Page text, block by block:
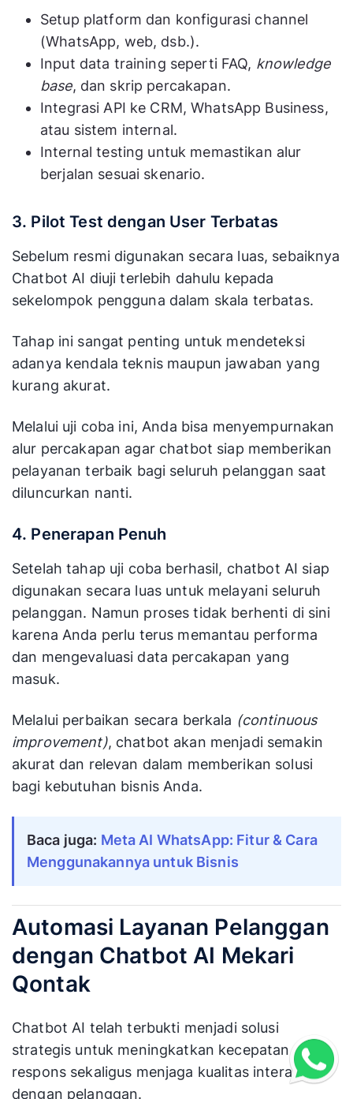
Setup platform dan konfigurasi channel
(WhatsApp, web, dsb.).
Input data training seperti FAQ, knowledge
base, dan skrip percakapan.
Integrasi API ke CRM, WhatsApp Business,
atau sistem internal.
Internal testing untuk memastikan alur
berjalan sesuai skenario.
3. Pilot Test dengan User Terbatas
Sebelum resmi digunakan secara luas, sebaiknya
Chatbot AI diuji terlebih dahulu kepada
sekelompok pengguna dalam skala terbatas.
Tahap ini sangat penting untuk mendeteksi
adanya kendala teknis maupun jawaban yang
kurang akurat.
Melalui uji coba ini, Anda bisa menyempurnakan
alur percakapan agar chatbot siap memberikan
pelayanan terbaik bagi seluruh pelanggan saat
diluncurkan nanti.
4. Penerapan Penuh
Setelah tahap uji coba berhasil, chatbot AI siap
digunakan secara luas untuk melayani seluruh
pelanggan. Namun proses tidak berhenti di sini
karena Anda perlu terus memantau performa
dan mengevaluasi data percakapan yang
masuk.
Melalui perbaikan secara berkala (continuous
improvement), chatbot akan menjadi semakin
akurat dan relevan dalam memberikan solusi
bagi kebutuhan bisnis Anda.
Baca juga: Meta AI WhatsApp: Fitur & Cara
Menggunakannya untuk Bisnis
Automasi Layanan Pelanggan
dengan Chatbot AI Mekari
Qontak
Chatbot AI telah terbukti menjadi solusi
strategis untuk meningkatkan kecepatan
respons sekaligus menjaga kualitas interaksi
dengan pelanggan.